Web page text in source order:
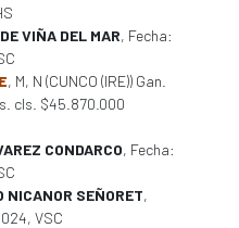
VIÑA DEL MAR, Fecha:
, M, N (CUNCO (IRE)) Gan.
cls. $45.870.000
CONDARCO, Fecha:
NICANOR SEÑORET,
VSC